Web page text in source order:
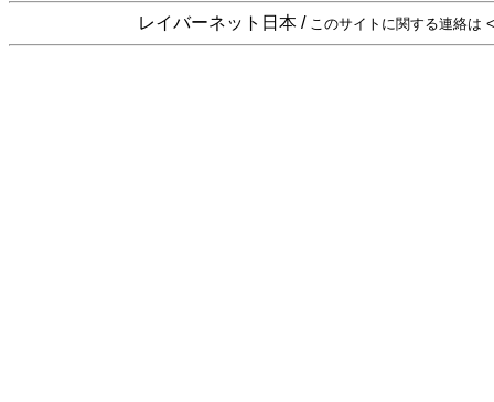
レイバーネット日本 / このサイトに関する連絡は